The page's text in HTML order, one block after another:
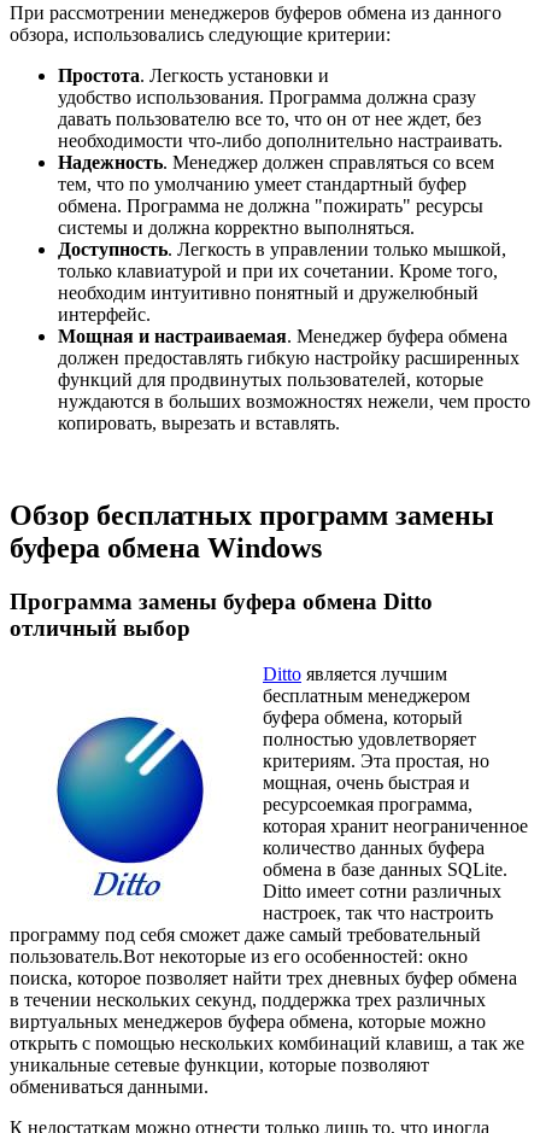
При рассмотрении менеджеров буферов обмена из данного
обзора, использовались следующие критерии:
Простота. Легкость установки и
удобство использования. Программа должна сразу
давать пользователю все то, что он от нее ждет, без
необходимости что-либо дополнительно настраивать.
Надежность. Менеджер должен справляться со всем
тем, что по умолчанию умеет стандартный буфер
обмена. Программа не должна "пожирать" ресурсы
системы и должна корректно выполняться.
Доступность. Легкость в управлении только мышкой,
только клавиатурой и при их сочетании. Кроме того,
необходим интуитивно понятный и дружелюбный
интерфейс.
Мощная и настраиваемая. Менеджер буфера обмена
должен предоставлять гибкую настройку расширенных
функций для продвинутых пользователей, которые
нуждаются в больших возможностях нежели, чем просто
копировать, вырезать и вставлять.
Обзор бесплатных программ замены
буфера обмена Windows
Программа замены буфера обмена Ditto
отличный выбор
Ditto является лучшим
бесплатным менеджером
буфера обмена, который
полностью удовлетворяет
критериям. Эта простая, но
мощная, очень быстрая и
ресурсоемкая программа,
которая хранит неограниченное
количество данных буфера
обмена в базе данных SQLite.
Ditto имеет сотни различных
настроек, так что настроить
программу под себя сможет даже самый требовательный
пользователь.Вот некоторые из его особенностей: окно
поиска, которое позволяет найти трех дневных буфер обмена
в течении нескольких секунд, поддержка трех различных
виртуальных менеджеров буфера обмена, которые можно
открыть с помощью нескольких комбинаций клавиш, а так же
уникальные сетевые функции, которые позволяют
обмениваться данными.
К недостаткам можно отнести только лишь то, что иногда